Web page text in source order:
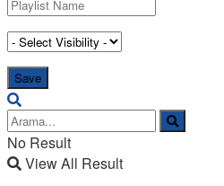
No Result
View All Result